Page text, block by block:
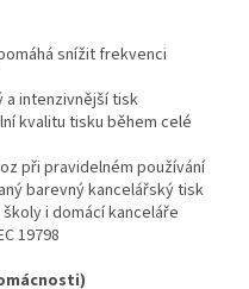
snížit frekvenci
a intenzivnější tisk
kvalitu tisku během celé
při pravidelném používání
barevný kancelářský tisk
i domácí kanceláře
19798